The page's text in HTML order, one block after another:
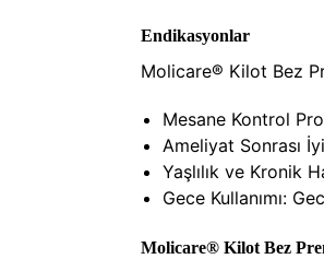
Endikasyonlar
Molicare® Kilot Bez
Mesane Kontrol
Ameliyat Sonrası
Yaşlılık ve Kronik
Gece Kullanımı:
Molicare® Kilot Bez